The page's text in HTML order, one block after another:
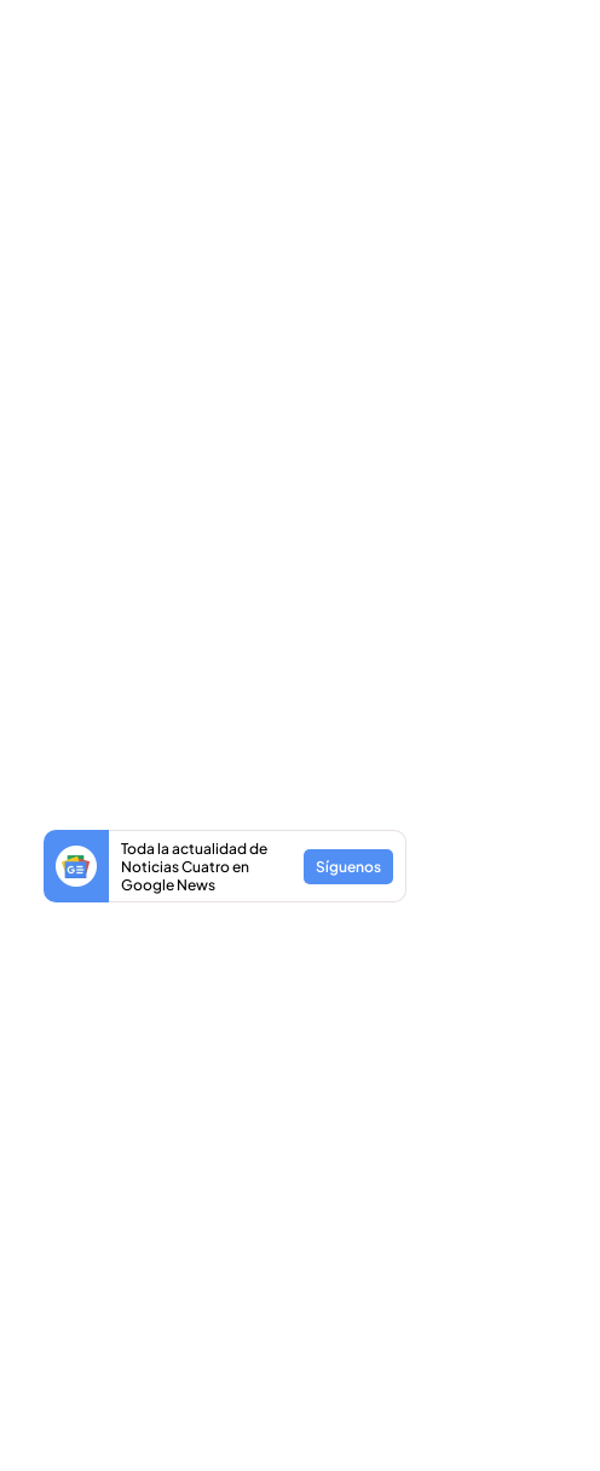
Toda la actualidad de
Noticias Cuatro en
Google News
Síguenos